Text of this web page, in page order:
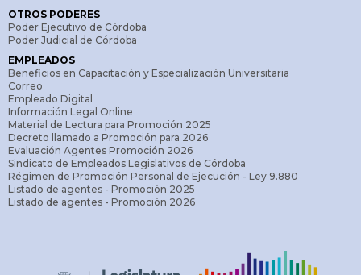
OTROS PODERES
Poder Ejecutivo de Córdoba
Poder Judicial de Córdoba
EMPLEADOS
Beneficios en Capacitación y Especialización Universitaria
Correo
Empleado Digital
Información Legal Online
Material de Lectura para Promoción 2025
Decreto llamado a Promoción para 2026
Evaluación Agentes Promoción 2026
Sindicato de Empleados Legislativos de Córdoba
Régimen de Promoción Personal de Ejecución - Ley 9.880
Listado de agentes - Promoción 2025
Listado de agentes - Promoción 2026